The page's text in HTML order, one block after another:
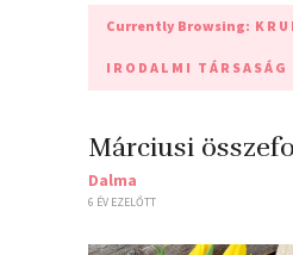
Currently Browsing:
IRODALMI TÁRSASÁG
Márciusi
Dalma
6 ÉV EZELŐTT